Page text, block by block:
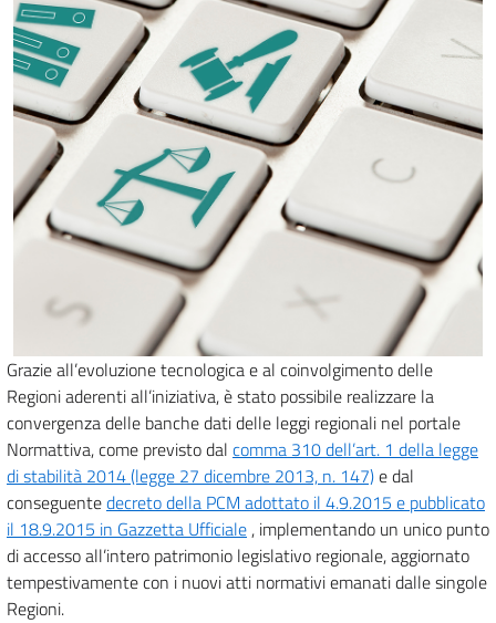
Grazie all’evoluzione tecnologica e al coinvolgimento delle
Regioni aderenti all’iniziativa, è stato possibile realizzare la
convergenza delle banche dati delle leggi regionali nel portale
Normattiva, come previsto dal comma 310 dell’art. 1 della legge
di stabilità 2014 (legge 27 dicembre 2013, n. 147)e dal
conseguentedecreto della PCM adottato il 4.9.2015 e pubblicato
il 18.9.2015 in Gazzetta Ufficiale , implementando un unico punto
di accesso all’intero patrimonio legislativo regionale, aggiornato
tempestivamente con i nuovi atti normativi emanati dalle singole
Regioni.